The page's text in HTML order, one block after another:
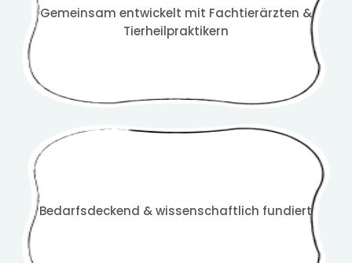
Gemeinsam entwickelt mit Fachtierärzten &
Tierheilpraktikern
Bedarfsdeckend & wissenschaftlich fundiert